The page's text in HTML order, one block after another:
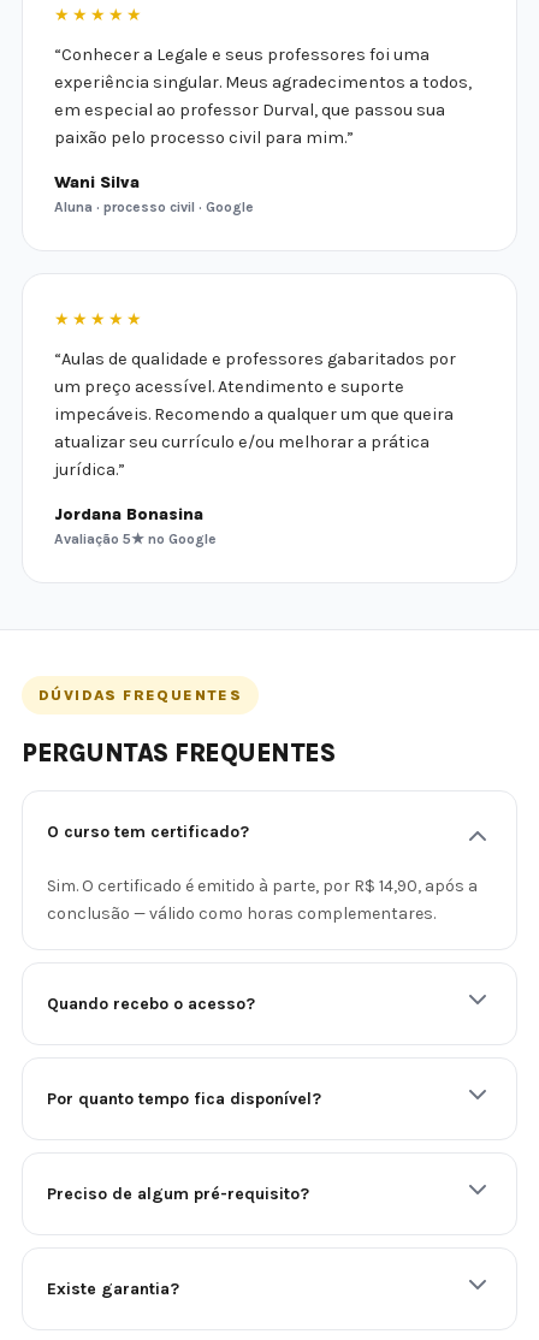
★★★★★
“Conhecer a Legale e seus professores foi uma
experiência singular. Meus agradecimentos a todos,
em especial ao professor Durval, que passou sua
paixão pelo processo civil para mim.”
Wani Silva
Aluna · processo civil · Google
★★★★★
“Aulas de qualidade e professores gabaritados por
um preço acessível. Atendimento e suporte
impecáveis. Recomendo a qualquer um que queira
atualizar seu currículo e/ou melhorar a prática
jurídica.”
Jordana Bonasina
Avaliação 5★ no Google
DÚVIDAS FREQUENTES
PERGUNTAS FREQUENTES
O curso tem certificado?
Sim. O certificado é emitido à parte, por R$ 14,90, após a
conclusão — válido como horas complementares.
Quando recebo o acesso?
Por quanto tempo fica disponível?
Preciso de algum pré-requisito?
Existe garantia?